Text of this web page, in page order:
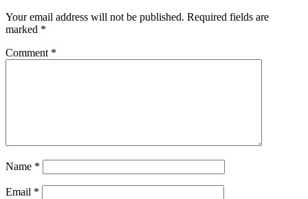
Your email address will not be published. Required fields are
marked *
Comment *
Name *
Email *